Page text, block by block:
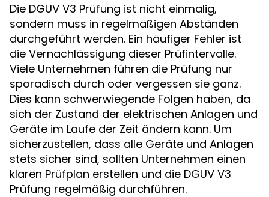
Die DGUV V3 Prüfung ist nicht einmalig,
sondern muss in regelmäßigen Abständen
durchgeführt werden. Ein häufiger Fehler ist
die Vernachlässigung dieser Prüfintervalle.
Viele Unternehmen führen die Prüfung nur
sporadisch durch oder vergessen sie ganz.
Dies kann schwerwiegende Folgen haben, da
sich der Zustand der elektrischen Anlagen und
Geräte im Laufe der Zeit ändern kann. Um
sicherzustellen, dass alle Geräte und Anlagen
stets sicher sind, sollten Unternehmen einen
klaren Prüfplan erstellen und die DGUV V3
Prüfung regelmäßig durchführen.